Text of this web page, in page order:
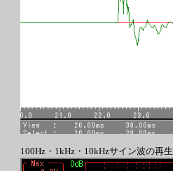
100Hz・1kHz・10kHzサイン波の再生